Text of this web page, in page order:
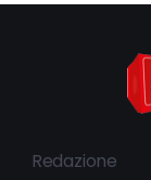
Redazione